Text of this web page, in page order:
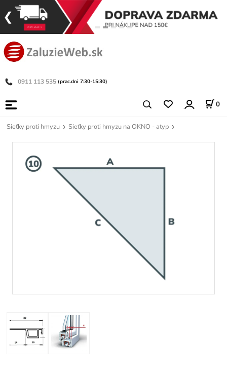
0911 113 535 (prac.dni 7:30-15:30)
0
Sieťky proti hmyzu Sieťky proti hmyzu na OKNO - atyp